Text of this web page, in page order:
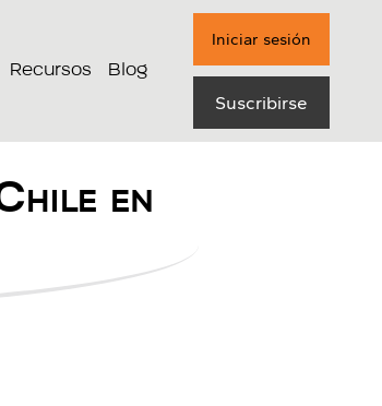
Recursos Blog
Iniciar sesión
Suscribirse
en